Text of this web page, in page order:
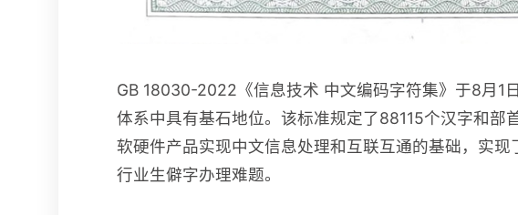
GB 18030-2022《信息技术 中文编码字符集》于8月1
体系中具有基石地位。该标准规定了88115个汉字和
软硬件产品实现中文信息处理和互联互通的基础，实
行业生僻字办理难题。